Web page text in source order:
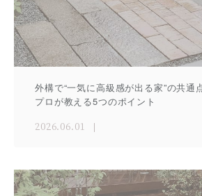
外構で“一気に高級感が出る家”の共通
プロが教える5つのポイント
2026.06.01